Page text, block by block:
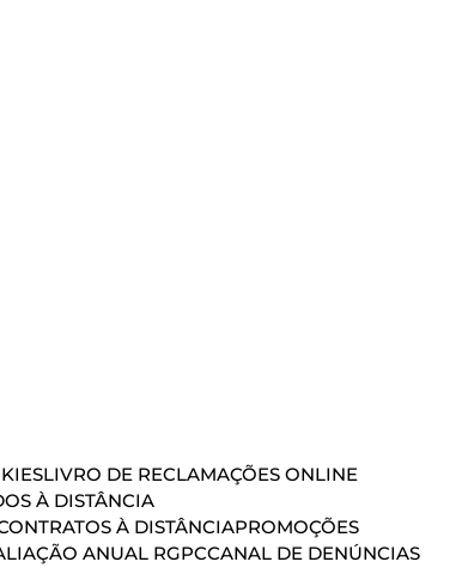
LIVRO DE RECLAMAÇÕES ONLINE
À DISTÂNCIA
À DISTÂNCIAPROMOÇÕES
ANUAL RGPCCANAL DE DENÚNCIAS